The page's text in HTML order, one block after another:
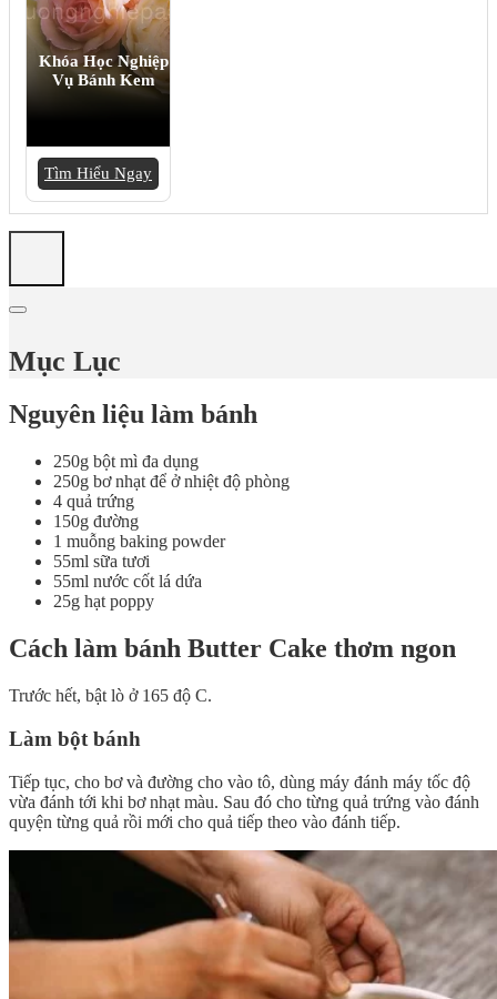
Khóa Học Nghiệp
Vụ Bánh Kem
Tìm Hiểu Ngay
Mục Lục
Nguyên liệu làm bánh
250g bột mì đa dụng
250g bơ nhạt để ở nhiệt độ phòng
4 quả trứng
150g đường
1 muỗng baking powder
55ml sữa tươi
55ml nước cốt lá dứa
25g hạt poppy
Cách làm bánh Butter Cake thơm ngon
Trước hết, bật lò ở 165 độ C.
Làm bột bánh
Tiếp tục, cho bơ và đường cho vào tô, dùng máy đánh máy tốc độ
vừa đánh tới khi bơ nhạt màu. Sau đó cho từng quả trứng vào đánh
quyện từng quả rồi mới cho quả tiếp theo vào đánh tiếp.